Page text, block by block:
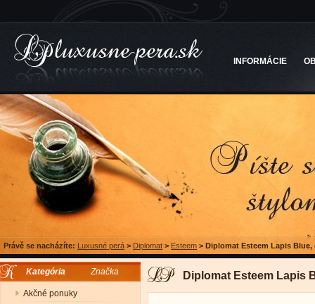
INFORMÁCIE
Právě se nacházíte: Luxusné perá > Diplomat > Esteem > Diplomat Esteem Lapis
Kategória Značka
Akčné ponuky
Diplomat Esteem Lapis